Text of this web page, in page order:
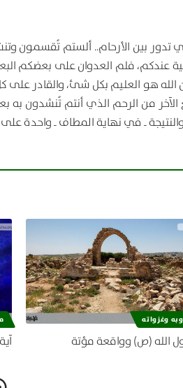
تدور بين الأرحام.. ألستم تُقسمون
عندكم، فلم العدوان على بعضكم
لأن الله هو العليم بكل شئ،
من الرحم الذي أنتم تُنشدون به
ـ في نهاية المطاف ـ واحدة
وغزواته
الله (ص) وواقعة مؤتة